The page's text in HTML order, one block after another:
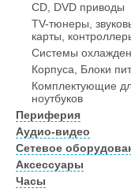
CD, DVD приводы
TV-тюнеры,
карты,
Системы
Корпуса, Блоки
Комплектующие
ноутбуков
Периферия
Аудио-видео
Сетевое
Аксессуары
Часы